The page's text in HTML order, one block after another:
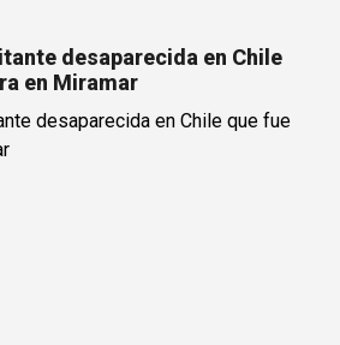
desaparecida en Chile
en Miramar